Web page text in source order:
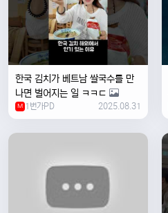
한국 김치가 베트남 쌀국수를 만
나면 벌어지는 일 ㅋㅋㄷ
M 1번가PD 2025.08.31